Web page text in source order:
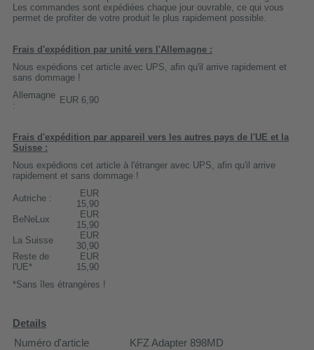
Les commandes sont expédiées chaque jour ouvrable, ce qui vous
permet de profiter de votre produit le plus rapidement possible.
Frais d'expédition par unité vers l'Allemagne :
Nous expédions cet article avec UPS, afin qu'il arrive rapidement et
sans dommage !
Allemagne
:
EUR 6,90
Frais d'expédition par appareil vers les autres pays de l'UE et la
Suisse :
Nous expédions cet article à l'étranger avec UPS, afin qu'il arrive
rapidement et sans dommage !
Autriche :
EUR
15,90
BeNeLux
EUR
15,90
La Suisse
EUR
30,90
Reste de
l'UE*
EUR
15,90
*Sans îles étrangères !
Details
Numéro d'article
KFZ Adapter 898MD